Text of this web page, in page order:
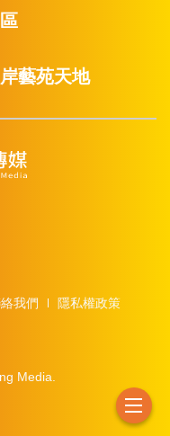
藝苑天地
我們
隱私權政策
Media.